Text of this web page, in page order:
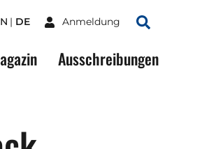
DE Anmeldung
Suchen
Ausschreibungen